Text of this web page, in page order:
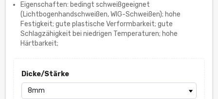
Eigenschaften: bedingt schweißgeeignet
(Lichtbogenhandschweißen, WIG-Schweißen); hohe
Festigkeit; gute plastische Verformbarkeit; gute
Schlagzähigkeit bei niedrigen Temperaturen; hohe
Härtbarkeit;
Dicke/Stärke